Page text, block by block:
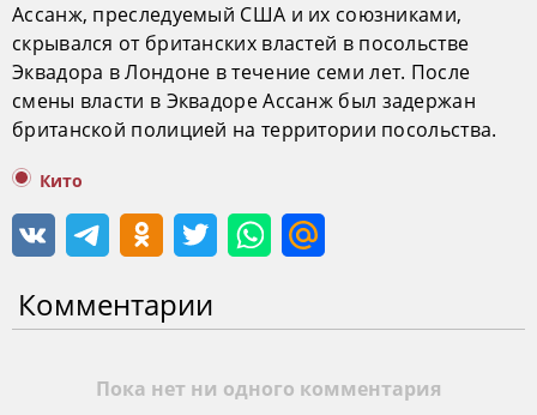
Ассанж, преследуемый США и их союзниками,
скрывался от британских властей в посольстве
Эквадора в Лондоне в течение семи лет. После
смены власти в Эквадоре Ассанж был задержан
британской полицией на территории посольства.
Кито
Комментарии
Пока нет ни одного комментария